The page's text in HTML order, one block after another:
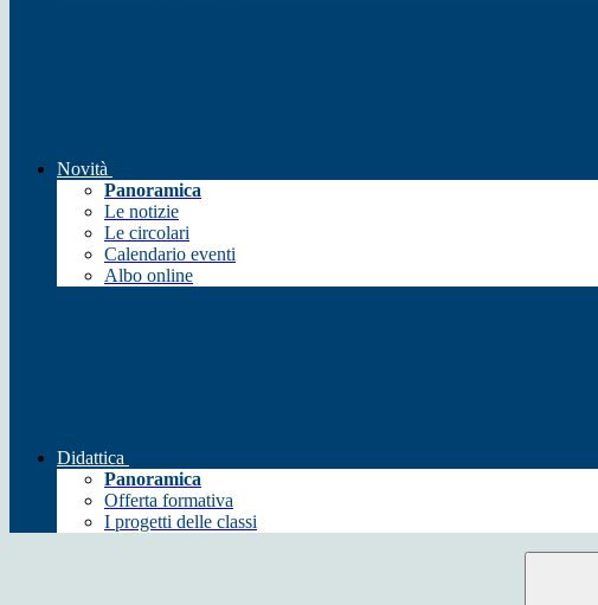
Novità
Panoramica
Le notizie
Le circolari
Calendario eventi
Albo online
Didattica
Panoramica
Offerta formativa
I progetti delle classi